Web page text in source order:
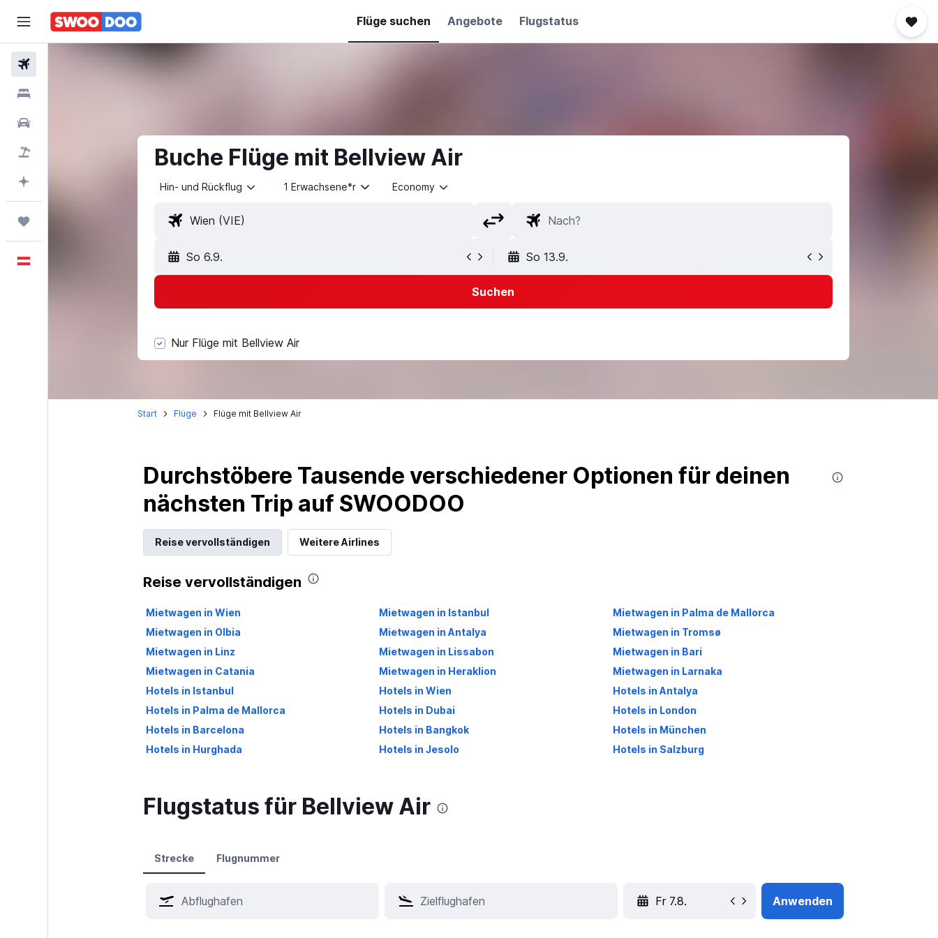
Flüge suchen Angebote Flugstatus
Buche Flüge mit Bellview Air
Hin- und Rückflug 1 Erwachsene*r Economy
So 6.9. So 13.9.
Suchen
Nur Flüge mit Bellview Air
Start Flüge Flüge mit Bellview Air
Durchstöbere Tausende verschiedener Optionen für deinen
nächsten Trip auf SWOODOO
Reise vervollständigen Weitere Airlines
Reise vervollständigen
Mietwagen in Wien Mietwagen in Istanbul
Mietwagen in Palma de Mallorca
Mietwagen in Olbia
Mietwagen in Antalya
Mietwagen in Tromsø
Mietwagen in Linz
Mietwagen in Lissabon
Mietwagen in Bari
Mietwagen in Catania
Mietwagen in Heraklion
Mietwagen in Larnaka
Hotels in Istanbul
Hotels in Wien
Hotels in Antalya
Hotels in Palma de Mallorca
Hotels in Dubai
Hotels in London
Hotels in Barcelona
Hotels in Bangkok
Hotels in München
Hotels in Hurghada
Hotels in Jesolo Hotels in Salzburg
Flugstatus für Bellview Air
Strecke Flugnummer
Anwenden